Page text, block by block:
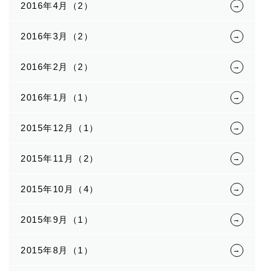
2016年4月（2）
2016年3月（2）
2016年2月（2）
2016年1月（1）
2015年12月（1）
2015年11月（2）
2015年10月（4）
2015年9月（1）
2015年8月（1）